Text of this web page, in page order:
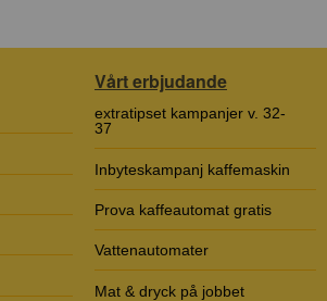
Vårt erbjudande
extratipset kampanjer v. 32-
37
Inbyteskampanj kaffemaskin
Prova kaffeautomat gratis
Vattenautomater
Mat & dryck på jobbet